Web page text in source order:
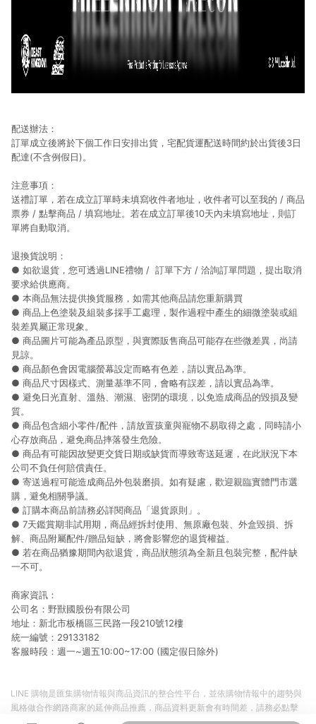
配送辦法：
訂單成立後將於下個工作日安排出貨，宅配貨運配送時間約於出貨後3日
配達(不含例假日)。
注意事項：
送禮訂單，若在成立訂單時未填寫收件者地址，收件者可以至我的 / 商品
票券 / 點擊商品 / 填寫地址。若在成立訂單後10天內未填寫地址，則訂
單將自動取消。
退換貨說明：
● 如欲退貨，您可透過LINE禮物 / 訂單下方 / 洽詢訂單問題，提出取消
要求給供應商。
● 本商品無法提供換貨服務，如需其他商品請您重新購買
● 商品上色塗裝及組裝多採手工處理，製作過程中產生的細微塗裝或組
裝差異屬正常現象。
● 商品圖片可能為產品原型，與實際販售商品可能存在些微差異，尚請
見諒。
● 商品顏色會因電腦螢幕設定而略有色差，請以實品為準。
● 商品尺寸因樣式、測量基準不同，會略有誤差，請以實品為準。
● 避免日光直射、溫熱、潮濕、密閉的環境，以免造成商品的毀損及變
質。
● 商品包含細小零件/配件，請放置孩童與寵物不易取得之處，同時請小
心存放商品，避免商品摔落發生危險。
● 商品有可能因故變更交貨日期或缺貨而導致寄送延遲，在此狀況下本
公司不負任何賠償責任。
● 寄送過程可能造成商品外包裝磨損。如有疑慮，歡迎親臨實體門市選
購，避免相關爭議。
● 訂購本商品前請務必詳閱商品「退貨原則」。
● 7天鑑賞期非試用期，商品經拆封使用、無原廠包裝、外盒毀損、拆
解、商品附屬配件/贈品短缺，將會影響您的退貨權益。
● 若在商品猶豫期間內欲退貨，商品狀態須為全新且包裝完整，配件缺
一不可。
商家資訊：
公司名：野獸國股份有限公司
地址：新北市板橋區三民路一段210號12樓
統一編號：29133182
客服時段：週一~週五10:00~17:00 (國定假日除外)
LINE 購物是匯集購物情報與商品資訊的整合性平台，並依購物情報中的趨勢與
風格做合作網路商家的延伸商品推薦，商品資料更新會有時間差，請務必點擊
商品至各合作網路商家，確認現售價與購物條件，一切資訊以合作廠商網頁為